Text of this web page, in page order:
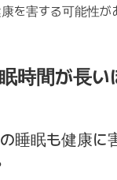
を害する可能性が
時間が長
睡眠も健康に